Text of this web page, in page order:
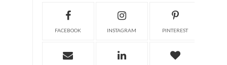
FACEBOOK INSTAGRAM PINTEREST